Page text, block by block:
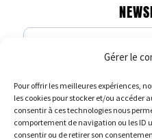
Gérer le
Pour offrir les meilleures expériences,
les cookies pour stocker et/ou accéder
consentir à ces technologies nous
comportement de navigation ou les ID
consentir ou de retirer son
Veuillez renseigner
pour vous inscrire